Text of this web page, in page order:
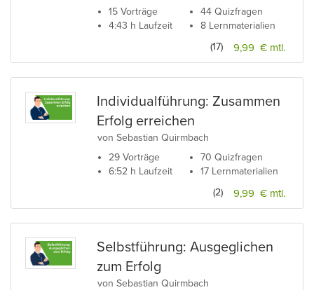
15 Vorträge
4:43 h Laufzeit
44 Quizfragen
8 Lernmaterialien
9,99 € mtl.
(17)
Individualführung: Zusammen
Erfolg erreichen
von Sebastian Quirmbach
29 Vorträge
6:52 h Laufzeit
70 Quizfragen
17 Lernmaterialien
9,99 € mtl.
(2)
Selbstführung: Ausgeglichen
zum Erfolg
von Sebastian Quirmbach